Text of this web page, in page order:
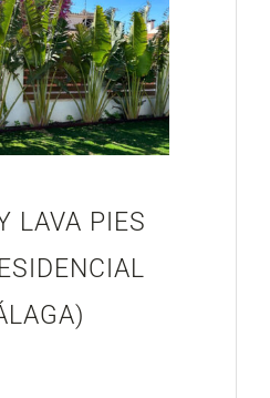
LAVA PIES